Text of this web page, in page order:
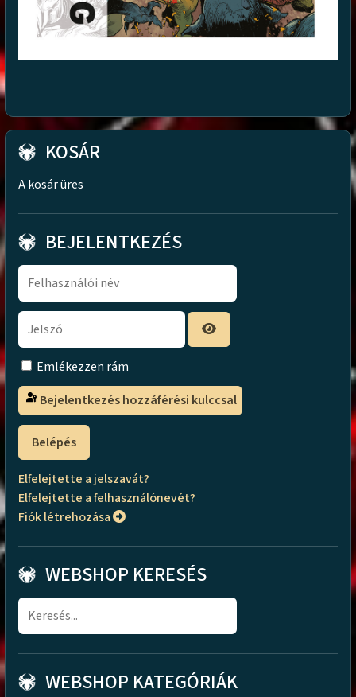
KOSÁR
A kosár üres
BEJELENTKEZÉS
Emlékezzen rám
Bejelentkezés hozzáférési kulccsal
Belépés
Elfelejtette a jelszavát?
Elfelejtette a felhasználónevét?
Fiók létrehozása
WEBSHOP KERESÉS
WEBSHOP KATEGÓRIÁK